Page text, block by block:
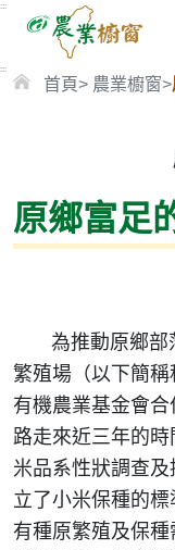
:::
農業櫥窗
農業兒童網
:::
首頁 農業櫥窗
原鄉富足
為推動原鄉部
繁殖場（以下簡
有機農業基金會
路走來近三年的
米品系性狀調查
立了小米保種的
有種原繁殖及保